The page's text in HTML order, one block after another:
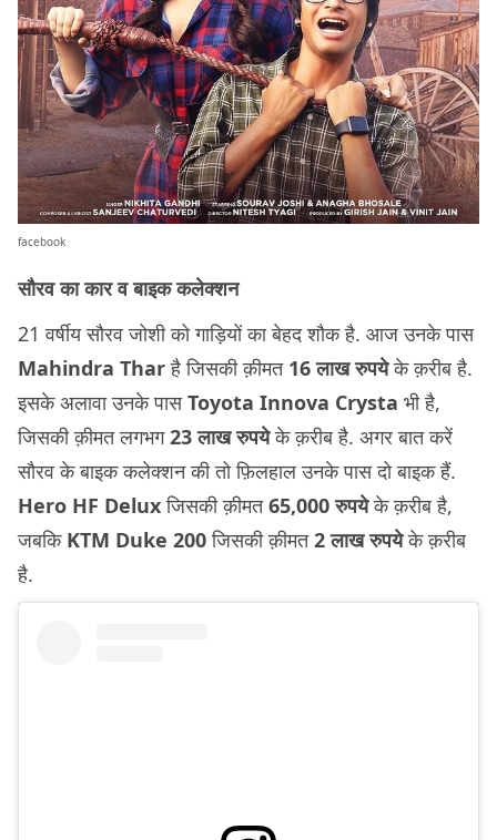
facebook
सौरव का कार व बाइक कलेक्शन
21 वर्षीय सौरव जोशी को गाड़ियों का बेहद शौक है. आज उनके पास
Mahindra Tharहै जिसकी क़ीमत 16 लाख रुपयेके क़रीब है.
इसके अलावा उनके पासToyota Innova Crysta भी है,
जिसकी क़ीमत लगभग23 लाख रुपयेके क़रीब है. अगर बात करें
सौरव के बाइक कलेक्शन की तो फ़िलहाल उनके पास दो बाइक हैं.
Hero HF Deluxजिसकी क़ीमत65,000 रुपयेके क़रीब है,
जबकि KTM Duke 200जिसकी क़ीमत2 लाख रुपयेके क़रीब
है.